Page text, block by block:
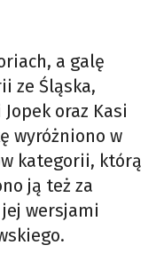
a galę
ze Śląska,
oraz Kasi
wyróżniono w
kategorii, którą
ją też za
jej wersjami